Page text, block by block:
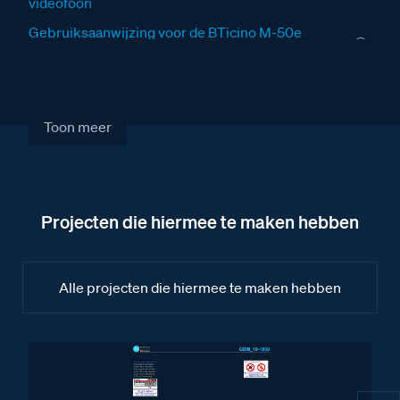
Gebruiksaanwijzing voor de BTicino M-50e
Installatiewijzers
Installatiewijzer SUI
Installatiewijzer Serie 140V deurstation
Installatiewijzer M-50e videofoon
Installatiewijzer DZ-Rel
Toon meer
Projecten die hiermee te maken hebben
Alle projecten die hiermee te maken hebben